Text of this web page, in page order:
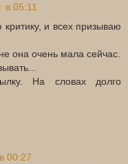
в 05:11
и всех призываю
она очень мала сейчас.
На словах долго
00:27